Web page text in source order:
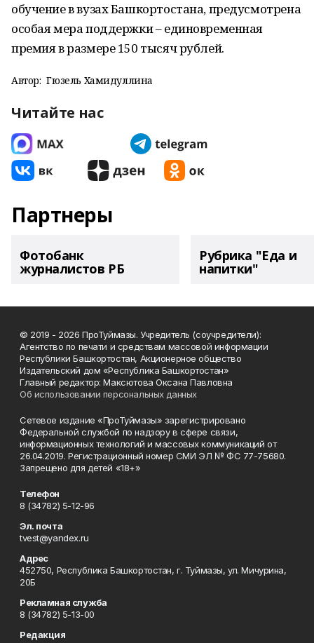
обучение в вузах Башкортостана, предусмотрена
особая мера поддержки – единовременная
премия в размере 150 тысяч рублей.
Автор: Гюзель Хамидуллина
Читайте нас
Партнеры
Фотобанк
журналистов РБ
Рубрика "Еда и
напитки"
© 2019 - 2026 ПроТуймазы. Учредитель (соучредители):
Агентство по печати и средствам массовой информации
Республики Башкортостан, Акционерное общество
Издательский дом «Республика Башкортостан»
Главный редактор: Максютова Оксана Павловна
Об использовании персональных данных
Сетевое издание «ПроТуймазы» зарегистрировано
Федеральной службой по надзору в сфере связи,
информационных технологий и массовых коммуникаций от
26.04.2019. Регистрационный номер СМИ ЭЛ № ФС 77-75680.
Запрещено для детей «18+»
Телефон
8 (34782) 5-12-96
Эл. почта
tvest@yandex.ru
Адрес
452750, Республика Башкортостан, г. Туймазы, ул. Мичурина,
20Б
Рекламная служба
8 (34782) 5-13-00
Редакция